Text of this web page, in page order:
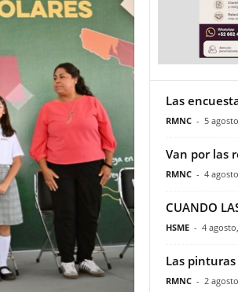
Las
RMNC - 5
Van por las
RMNC - 4
CUANDO
HSME - 4
Las
RMNC - 2